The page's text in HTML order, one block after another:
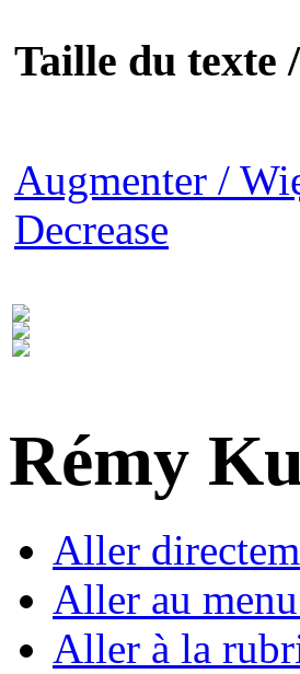
Taille du texte
Augmenter /
Decrease
Rémy
Aller
Aller au
Aller à la